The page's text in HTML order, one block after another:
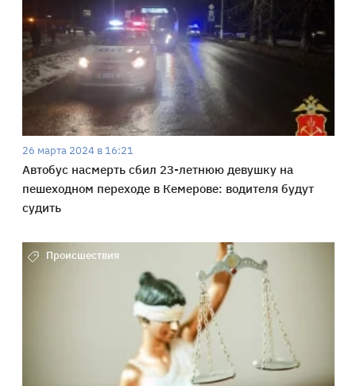
26 марта 2024 в 16:21
Автобус насмерть сбил 23-летнюю девушку на
пешеходном переходе в Кемерове: водителя будут
судить
Происшествия